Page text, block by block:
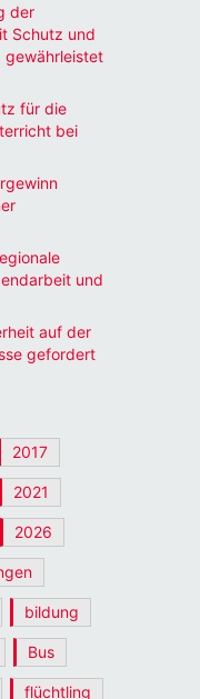
der
Schutz und
gewährleistet
für die
bei
und
auf der
gefordert
2017
2021
2026
bildung
Bus
flüchtling